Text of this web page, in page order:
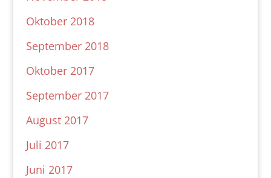
Oktober 2018
September 2018
Oktober 2017
September 2017
August 2017
Juli 2017
Juni 2017